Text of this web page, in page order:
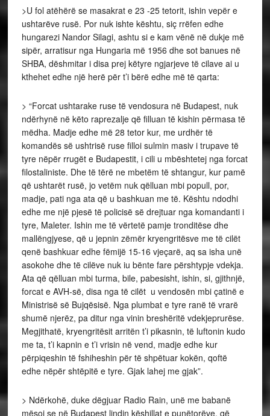
>U fol atëhërë se masakrat e 23 -25 tetorit, ishin vepër e
ushtarëve rusë. Por nuk ishte kështu, siç rrëfen edhe
hungarezi Nandor Silagi, ashtu si e kam vënë në dukje më
sipër, arratisur nga Hungaria më 1956 dhe sot banues në
SHBA, dëshmitar i disa prej këtyre ngjarjeve të cilave ai u
kthehet edhe një herë për t’i bërë edhe më të qarta:
> “Forcat ushtarake ruse të vendosura në Budapest, nuk
ndërhynë në këto raprezalje që filluan të kishin përmasa të
mëdha. Madje edhe më 28 tetor kur, me urdhër të
komandës së ushtrisë ruse filloi sulmin masiv i trupave të
tyre nëpër rrugët e Budapestit, i cili u mbështetej nga forcat
filostaliniste. Dhe të tërë ne mbetëm të shtangur, kur pamë
që ushtarët rusë, jo vetëm nuk qëlluan mbi popull, por,
madje, pati nga ata që u bashkuan me të. Kështu ndodhi
edhe me një pjesë të policisë së drejtuar nga komandanti i
tyre, Maleter. Ishin me të vërtetë pamje tronditëse dhe
mallëngjyese, që u jepnin zëmër kryengritësve me të cilët
qenë bashkuar edhe fëmijë 15-16 vjeçarë, aq sa isha unë
asokohe dhe të cilëve nuk iu bënte fare përshtypje vdekja.
Ata që qëlluan mbi turma, bile, pabesisht, ishin, si, gjithnjë,
forcat e AVH-së, disa nga të cilët u vendosën mbi çatinë e
Ministrisë së Bujqësisë. Nga plumbat e tyre ranë të vrarë
shumë njerëz, pa ditur nga vinin breshëritë vdekjeprurëse.
Megjithatë, kryengritësit arritën t’i pikasnin, të luftonin kudo
me ta, t’i kapnin e t’i vrisin në vend, madje edhe kur
përpiqeshin të fshiheshin për të shpëtuar kokën, qoftë
edhe nëpër shtëpitë e tyre. Gjak lahej me gjak”.
> Ndërkohë, duke dëgjuar Radio Rain, unë me babanë
mësoj se në Budapest lindin këshillat e punëtorëve, që